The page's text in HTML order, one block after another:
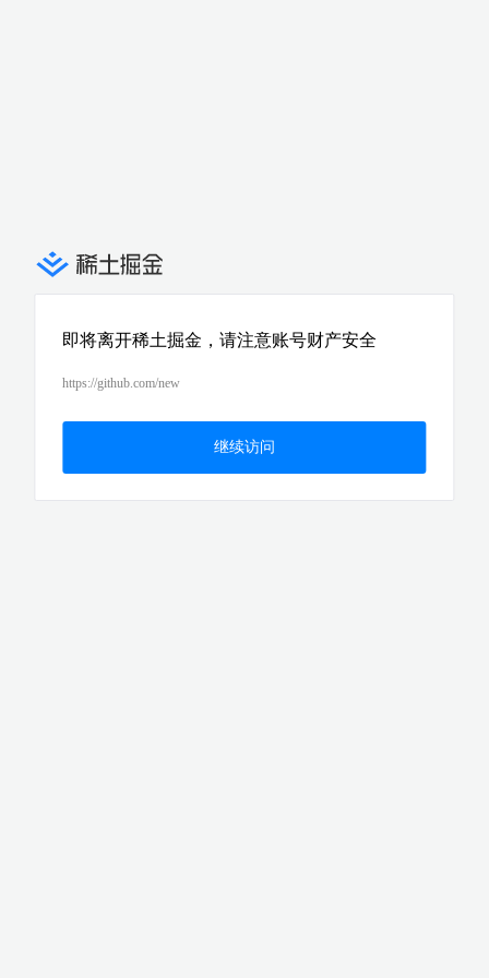
即将离开稀土掘金，请注意账号财产安全
https://github.com/new
继续访问